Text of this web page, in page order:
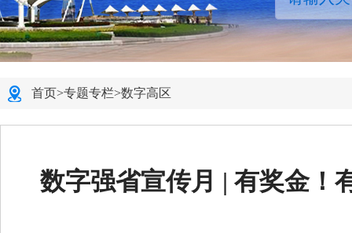
首页>专题专栏>数字高区
数字强省宣传月 | 有奖金！